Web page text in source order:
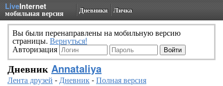
LiveInternet
мобильная версия Дневники Личка
Вы были перенаправлены на мобильную версию
страницы. Вернуться!
Авторизация
Дневник Annataliya
Лента друзей -Дневник-Полная версия